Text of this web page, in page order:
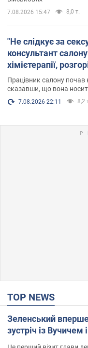
7.08.2026 15:47 8,0 т.
"Не слідкує за
консультант
хімієтерапії,
Працівник салону почав
сказавши, що вона
7.08.2026 22:11 8,2
TOP NEWS
Зеленський
зустріч із Вучичем